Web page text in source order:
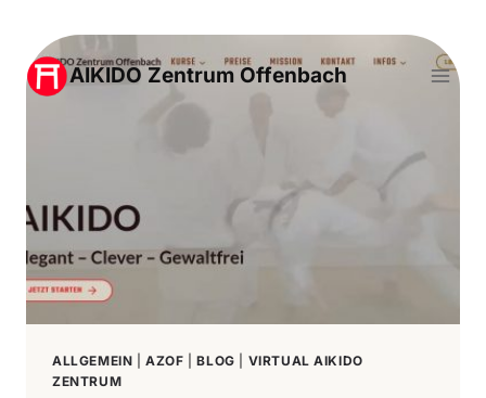
Inhalt
springenAIKIDO Zentrum Offenbach
ALLGEMEIN |AZOF |BLOG
VIRTUAL AIKIDO
ZENTRUM